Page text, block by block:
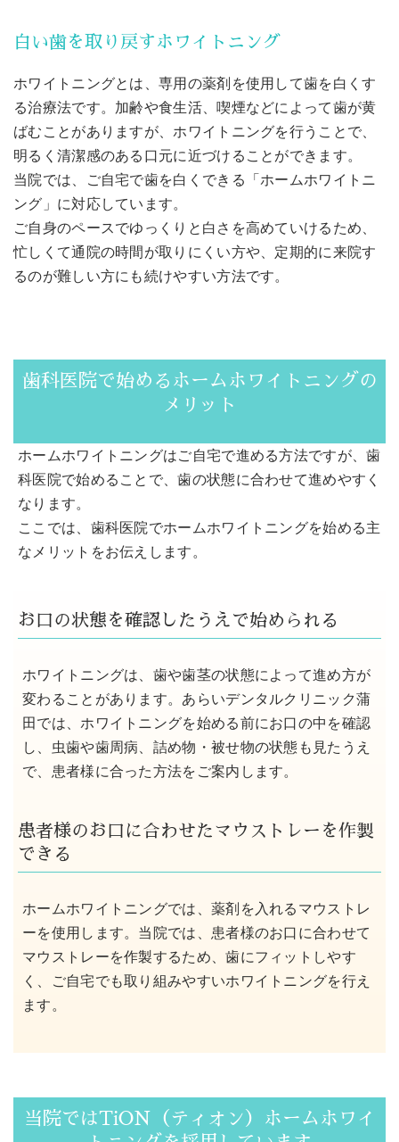
白い歯を取り戻すホワイトニング
ホワイトニングとは、専用の薬剤を使用して歯を白くす
る治療法です。加齢や食生活、喫煙などによって歯が黄
ばむことがありますが、ホワイトニングを行うことで、
明るく清潔感のある口元に近づけることができます。
当院では、ご自宅で歯を白くできる「ホームホワイトニ
ング」に対応しています。
ご自身のペースでゆっくりと白さを高めていけるため、
忙しくて通院の時間が取りにくい方や、定期的に来院す
るのが難しい方にも続けやすい方法です。
歯科医院で始めるホームホワイトニングの
メリット
ホームホワイトニングはご自宅で進める方法ですが、歯
科医院で始めることで、歯の状態に合わせて進めやすく
なります。
ここでは、歯科医院でホームホワイトニングを始める主
なメリットをお伝えします。
お口の状態を確認したうえで始められる
ホワイトニングは、歯や歯茎の状態によって進め方が
変わることがあります。あらいデンタルクリニック蒲
田では、ホワイトニングを始める前にお口の中を確認
し、虫歯や歯周病、詰め物・被せ物の状態も見たうえ
で、患者様に合った方法をご案内します。
患者様のお口に合わせたマウストレーを作製
できる
ホームホワイトニングでは、薬剤を入れるマウストレ
ーを使用します。当院では、患者様のお口に合わせて
マウストレーを作製するため、歯にフィットしやす
く、ご自宅でも取り組みやすいホワイトニングを行え
ます。
当院ではTiON（ティオン）ホームホワイ